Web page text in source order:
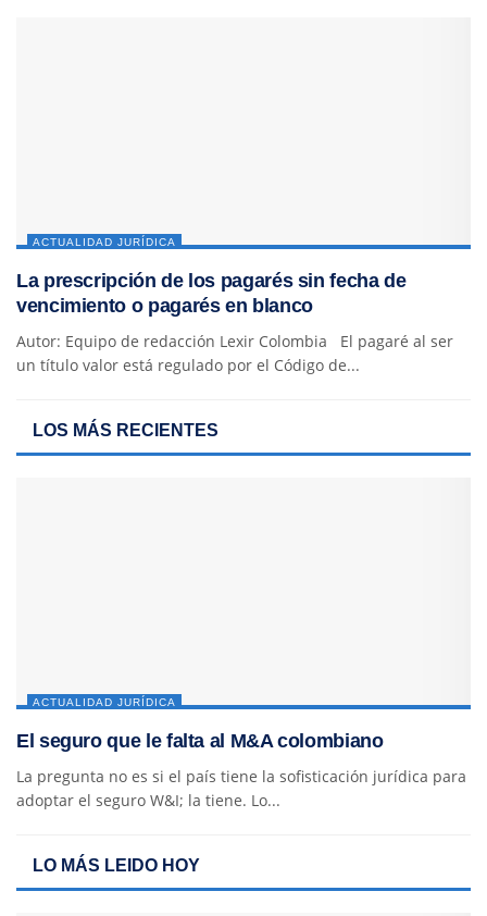
ACTUALIDAD JURÍDICA
La prescripción de los pagarés sin fecha de
vencimiento o pagarés en blanco
Autor: Equipo de redacción Lexir Colombia El pagaré al ser
un título valor está regulado por el Código de...
LOS MÁS RECIENTES
ACTUALIDAD JURÍDICA
El seguro que le falta al M&A colombiano
La pregunta no es si el país tiene la sofisticación jurídica para
adoptar el seguro W&I; la tiene. Lo...
LO MÁS LEIDO HOY